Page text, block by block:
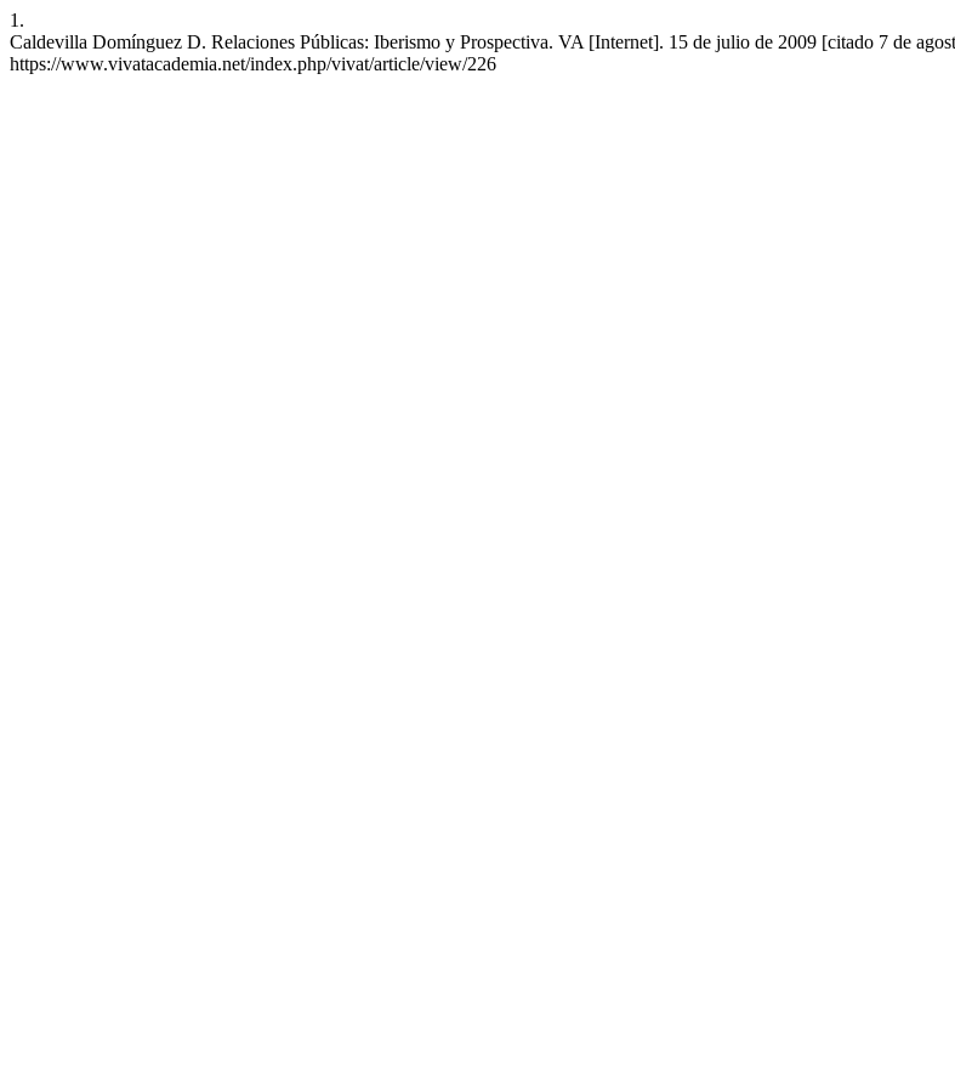
1.
Caldevilla Domínguez D. Relaciones Públicas: Iberismo y Prospectiva. VA [Internet]. 15 de julio de 2009 [citado 7 de
https://www.vivatacademia.net/index.php/vivat/article/view/226